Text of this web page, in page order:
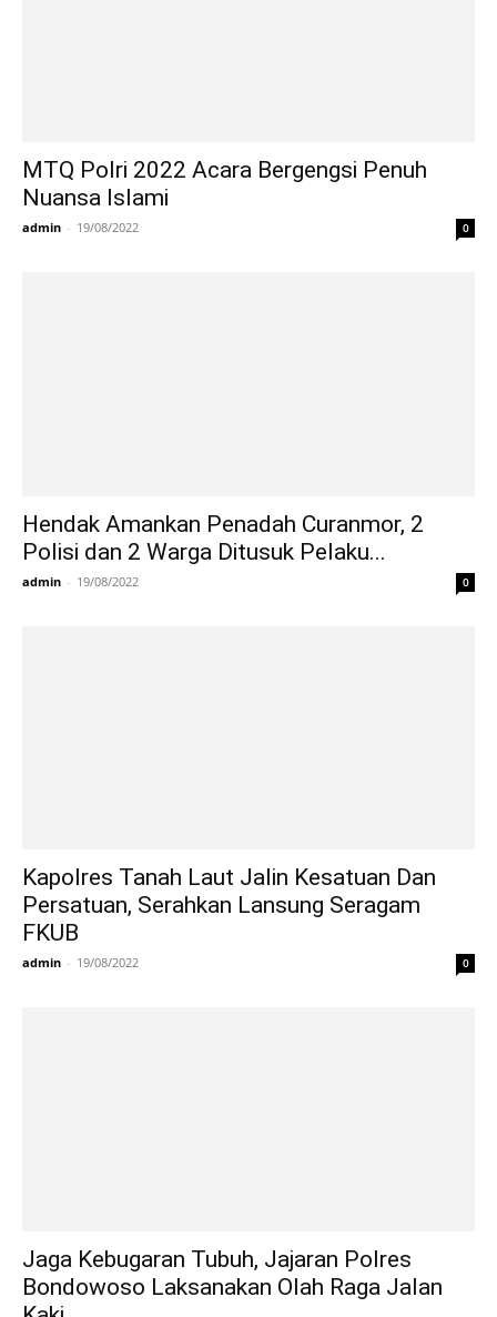
MTQ Polri 2022 Acara Bergengsi Penuh
Nuansa Islami
admin - 19/08/2022 0
Hendak Amankan Penadah Curanmor, 2
Polisi dan 2 Warga Ditusuk Pelaku...
admin - 19/08/2022 0
Kapolres Tanah Laut Jalin Kesatuan Dan
Persatuan, Serahkan Lansung Seragam
FKUB
admin - 19/08/2022 0
Jaga Kebugaran Tubuh, Jajaran Polres
Bondowoso Laksanakan Olah Raga Jalan